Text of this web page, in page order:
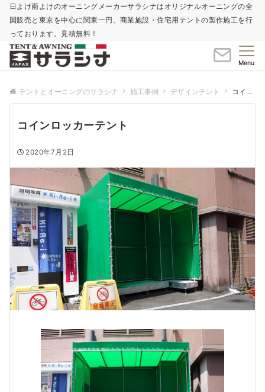
日よけ雨よけのオーニングメーカーサラシナはオリジナルオーニングの全
国販売と東京を中心に関東一円、商業施設・住宅用テントの製作施工を行
っております。見積無料！
Menu
テントとオーニングのサラシナ 施工事例 デザインテント コインロッカーテント
コインロッカーテント
2020年7月2日